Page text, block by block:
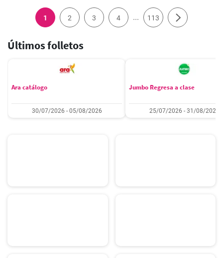
1 2 3 4 ... 113
Últimos folletos
Ara catálogo
30/07/2026 - 05/08/2026
Jumbo Regresa a clase
25/07/2026 - 31/08/2026